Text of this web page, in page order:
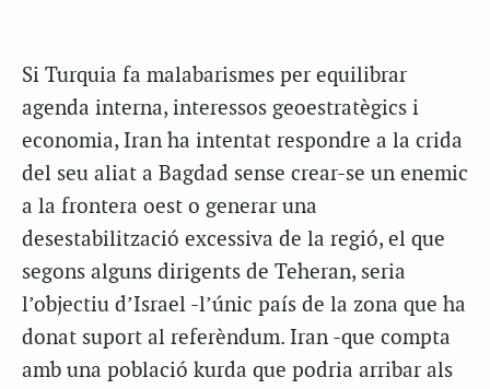
Si Turquia fa malabarismes per equilibrar
agenda interna, interessos geoestratègics i
economia, Iran ha intentat respondre a la crida
del seu aliat a Bagdad sense crear-se un enemic
a la frontera oest o generar una
desestabilització excessiva de la regió, el que
segons alguns dirigents de Teheran, seria
l’objectiu d’Israel -l’únic país de la zona que ha
donat suport al referèndum. Iran -que compta
amb una població kurda que podria arribar als